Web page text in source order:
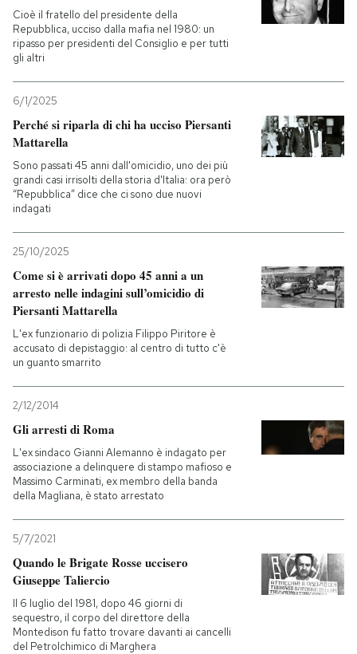
Cioè il fratello del presidente della
Repubblica, ucciso dalla mafia nel 1980: un
ripasso per presidenti del Consiglio e per tutti
gli altri
6/1/2025
Perché si riparla di chi ha ucciso Piersanti
Mattarella
Sono passati 45 anni dall'omicidio, uno dei più
grandi casi irrisolti della storia d'Italia: ora però
“Repubblica” dice che ci sono due nuovi
indagati
25/10/2025
Come si è arrivati dopo 45 anni a un
arresto nelle indagini sull’omicidio di
Piersanti Mattarella
L'ex funzionario di polizia Filippo Piritore è
accusato di depistaggio: al centro di tutto c'è
un guanto smarrito
2/12/2014
Gli arresti di Roma
L'ex sindaco Gianni Alemanno è indagato per
associazione a delinquere di stampo mafioso e
Massimo Carminati, ex membro della banda
della Magliana, è stato arrestato
5/7/2021
Quando le Brigate Rosse uccisero
Giuseppe Taliercio
Il 6 luglio del 1981, dopo 46 giorni di
sequestro, il corpo del direttore della
Montedison fu fatto trovare davanti ai cancelli
del Petrolchimico di Marghera